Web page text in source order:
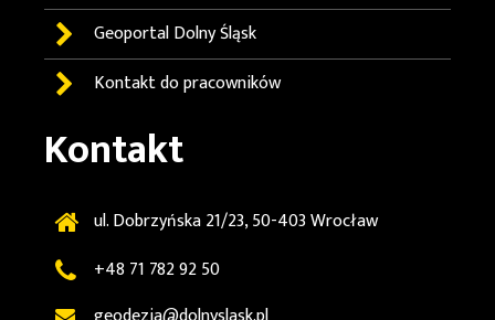
GeoportalDolny Śląsk
Kontakt do pracowników
Kontakt
ul. Dobrzyńska 21/23, 50-403 Wrocław
+48 71 782 92 50